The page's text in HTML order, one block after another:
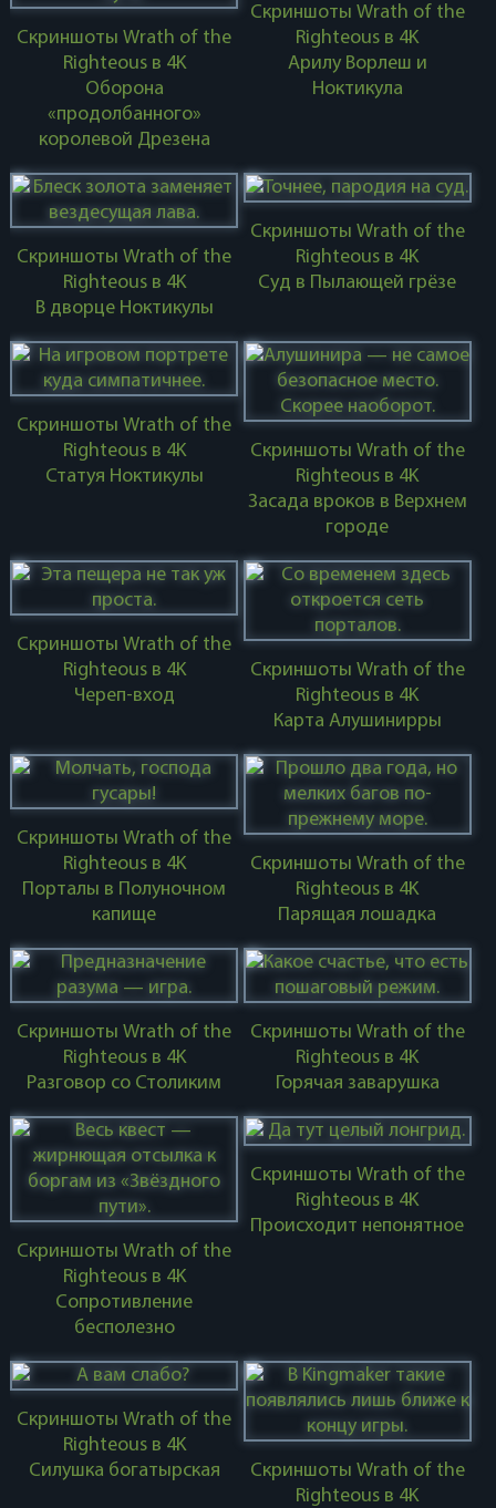
Скриншоты Wrath of the
Righteous в 4K
Оборона
«продолбанного»
королевой Дрезена
Скриншоты Wrath of the
Righteous в 4K
Арилу Ворлеш и
Ноктикула
Скриншоты Wrath of the
Righteous в 4K
В дворце Ноктикулы
Скриншоты Wrath of the
Righteous в 4K
Суд в Пылающей грёзе
Скриншоты Wrath of the
Righteous в 4K
Статуя Ноктикулы
Скриншоты Wrath of the
Righteous в 4K
Засада вроков в Верхнем
городе
Скриншоты Wrath of the
Righteous в 4K
Череп-вход
Скриншоты Wrath of the
Righteous в 4K
Карта Алушинирры
Скриншоты Wrath of the
Righteous в 4K
Порталы в Полуночном
капище
Скриншоты Wrath of the
Righteous в 4K
Парящая лошадка
Скриншоты Wrath of the
Righteous в 4K
Разговор со Столиким
Скриншоты Wrath of the
Righteous в 4K
Горячая заварушка
Скриншоты Wrath of the
Righteous в 4K
Сопротивление
бесполезно
Скриншоты Wrath of the
Righteous в 4K
Происходит непонятное
Скриншоты Wrath of the
Righteous в 4K
Силушка богатырская
Скриншоты Wrath of the
Righteous в 4K